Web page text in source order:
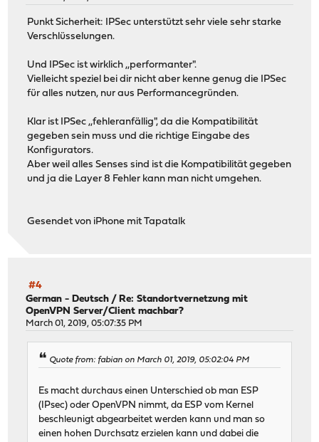
Punkt Sicherheit: IPSec unterstützt sehr viele sehr starke
Verschlüsselungen.
Und IPSec ist wirklich ,,performanter".
Vielleicht speziel bei dir nicht aber kenne genug die IPSec
für alles nutzen, nur aus Performancegründen.
Klar ist IPSec ,,fehleranfällig", da die Kompatibilität
gegeben sein muss und die richtige Eingabe des
Konfigurators.
Aber weil alles Senses sind ist die Kompatibilität gegeben
und ja die Layer 8 Fehler kann man nicht umgehen.
Gesendet von iPhone mit Tapatalk
#4
German - Deutsch /Re: Standortvernetzung mit
OpenVPN Server/Client machbar?
March 01, 2019, 05:07:35 PM
Quote from: fabian on March 01, 2019, 05:02:04 PM
Es macht durchaus einen Unterschied ob man ESP
(IPsec) oder OpenVPN nimmt, da ESP vom Kernel
beschleunigt abgearbeitet werden kann und man so
einen hohen Durchsatz erzielen kann und dabei die